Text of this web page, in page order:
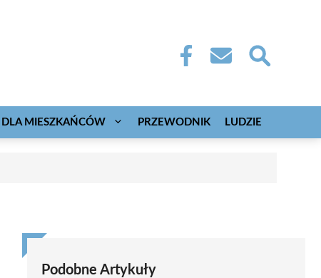
DLA MIESZKAŃCÓW PRZEWODNIK LUDZIE
Podobne Artykuły